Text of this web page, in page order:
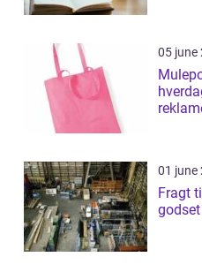
05 june
01 june
Fragt